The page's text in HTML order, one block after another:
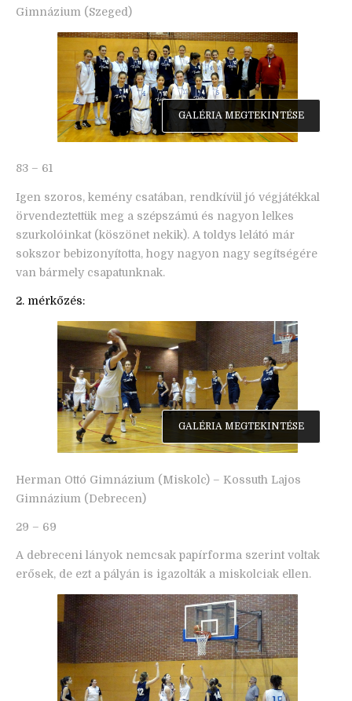
Gimnázium (Szeged)
GALÉRIA MEGTEKINTÉSE
83 – 61
Igen szoros, kemény csatában, rendkívül jó végjátékkal
örvendeztettük meg a szépszámú és nagyon lelkes
szurkolóinkat (köszönet nekik). A toldys lelátó már
sokszor bebizonyította, hogy nagyon nagy segítségére
van bármely csapatunknak.
2. mérkőzés:
GALÉRIA MEGTEKINTÉSE
Herman Ottó Gimnázium (Miskolc) – Kossuth Lajos
Gimnázium (Debrecen)
29 – 69
A debreceni lányok nemcsak papírforma szerint voltak
erősek, de ezt a pályán is igazolták a miskolciak ellen.